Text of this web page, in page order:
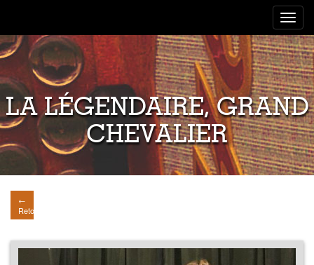
Toggle
LA LÉGENDAIRE, GRAND
CHEVALIER
←
Retour